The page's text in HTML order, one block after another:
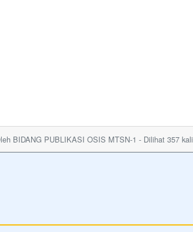
BIDANG PUBLIKASI OSIS MTSN-1 - Dilihat 357 kali